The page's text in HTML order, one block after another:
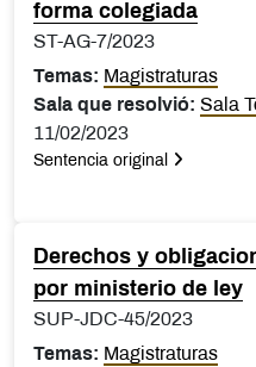
forma colegiada
ST-AG-7/2023
Temas: Magistraturas
Sala que resolvió: Sala
11/02/2023
Sentencia original
Derechos y
por ministerio de ley
SUP-JDC-45/2023
Temas: Magistraturas